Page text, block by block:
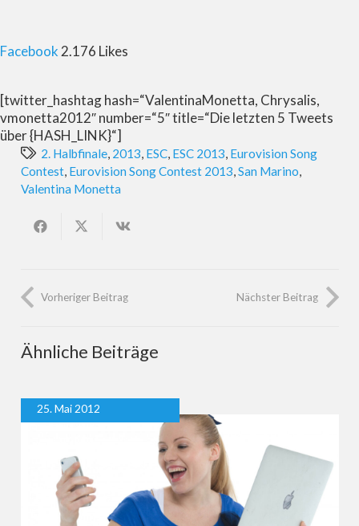
Facebook 2.176 Likes
[twitter_hashtag hash=“ValentinaMonetta, Chrysalis,
vmonetta2012″ number=“5″ title=“Die letzten 5 Tweets
über {HASH_LINK}“]
2. Halbfinale, 2013, ESC, ESC 2013, Eurovision Song
Contest, Eurovision Song Contest 2013,San Marino,
Valentina Monetta
Vorheriger Beitrag Nächster Beitrag
Ähnliche Beiträge
25. Mai 2012